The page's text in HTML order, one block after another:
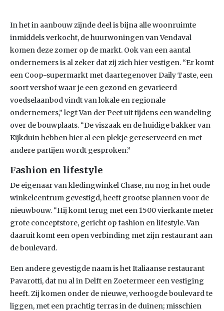
In het in aanbouw zijnde deel is bijna alle woonruimte
inmiddels verkocht, de huurwoningen van Vendaval
komen deze zomer op de markt. Ook van een aantal
ondernemers is al zeker dat zij zich hier vestigen. “Er komt
een Coop-supermarkt met daartegenover Daily Taste, een
soort vershof waar je een gezond en gevarieerd
voedselaanbod vindt van lokale en regionale
ondernemers,” legt Van der Peet uit tijdens een wandeling
over de bouwplaats. “De viszaak en de huidige bakker van
Kijkduin hebben hier al een plekje gereserveerd en met
andere partijen wordt gesproken.”
Fashion en lifestyle
De eigenaar van kledingwinkel Chase, nu nog in het oude
winkelcentrum gevestigd, heeft grootse plannen voor de
nieuwbouw. “Hij komt terug met een 1500 vierkante meter
grote conceptstore, gericht op fashion en lifestyle. Van
daaruit komt een open verbinding met zijn restaurant aan
de boulevard.
Een andere gevestigde naam is het Italiaanse restaurant
Pavarotti, dat nu al in Delft en Zoetermeer een vestiging
heeft. Zij komen onder de nieuwe, verhoogde boulevard te
liggen, met een prachtig terras in de duinen; misschien